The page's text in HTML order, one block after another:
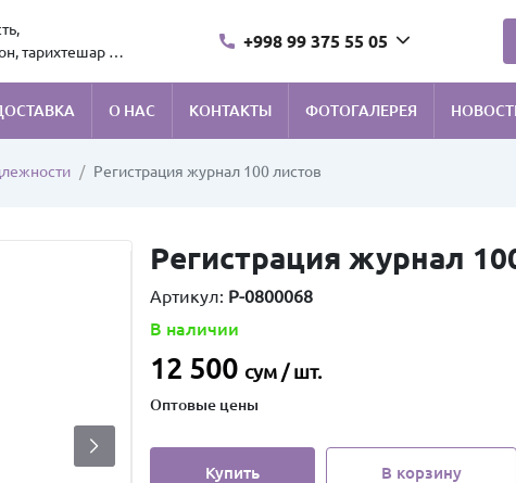
тарихтешар 1.
+998 99 375 55 05
О НАС КОНТАКТЫ ФОТОГАЛЕРЕЯ
Регистрация журнал 100 листов
Регистрация журнал
Артикул: P-0800068
В наличии
12 500 сум / шт.
Оптовые цены
Купить В корзину